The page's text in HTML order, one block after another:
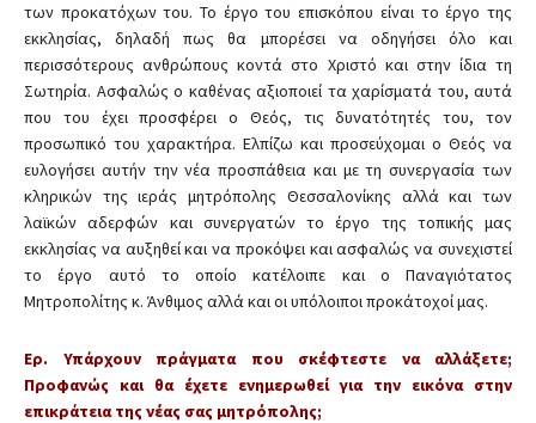
των προκατόχων του. Το έργο του επισκόπου είναι το έργο της
εκκλησίας, δηλαδή πως θα μπορέσει να οδηγήσει όλο και
περισσότερους ανθρώπους κοντά στο Χριστό και στην ίδια τη
Σωτηρία. Ασφαλώς ο καθένας αξιοποιεί τα χαρίσματά του, αυτά
που του έχει προσφέρει ο Θεός, τις δυνατότητές του, τον
προσωπικό του χαρακτήρα. Ελπίζω και προσεύχομαι ο Θεός να
ευλογήσει αυτήν την νέα προσπάθεια και με τη συνεργασία των
κληρικών της ιεράς μητρόπολης Θεσσαλονίκης αλλά και των
λαϊκών αδερφών και συνεργατών το έργο της τοπικής μας
εκκλησίας να αυξηθεί και να προκόψει και ασφαλώς να συνεχιστεί
το έργο αυτό το οποίο κατέλοιπε και ο Παναγιότατος
Μητροπολίτης κ. Άνθιμος αλλά και οι υπόλοιποι προκάτοχοί μας.
Ερ. Υπάρχουν πράγματα που σκέφτεστε να αλλάξετε;
Προφανώς και θα έχετε ενημερωθεί για την εικόνα στην
επικράτεια της νέας σας μητρόπολης;